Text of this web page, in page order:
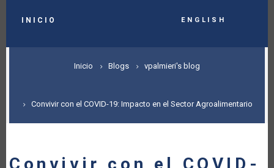
NAVIGATION
INICIO English
SOBRESCRIBIR
DE
A
Inicio Blogs vpalmieri's blog
Convivir con el COVID-19: Impacto en el Sector Agroalimentario
Convivir con el COVID-